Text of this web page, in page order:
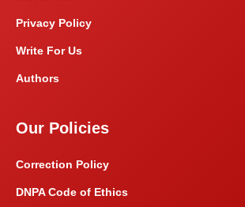
Privacy Policy
Write For Us
Authors
Our Policies
Correction Policy
DNPA Code of Ethics